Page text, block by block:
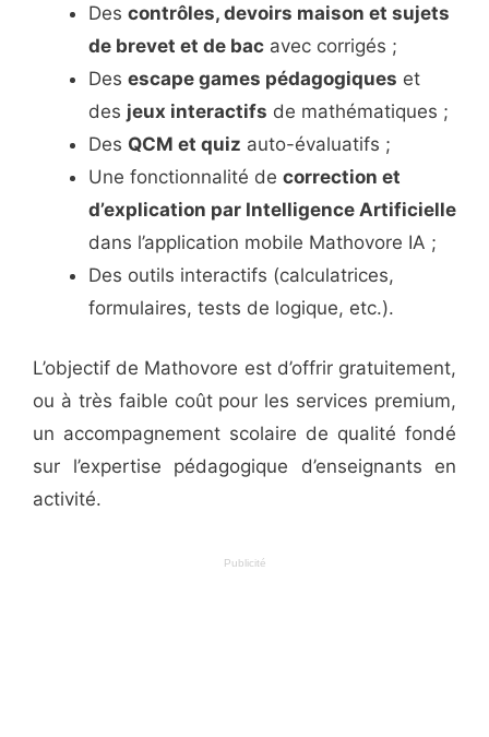
Des contrôles, devoirs maison et sujets
de brevet et de bac avec corrigés ;
Des escape games pédagogiques et
des jeux interactifs de mathématiques ;
Des QCM et quiz auto-évaluatifs ;
Une fonctionnalité de correction et
d’explication par Intelligence Artificielle
dans l’application mobile Mathovore IA ;
Des outils interactifs (calculatrices,
formulaires, tests de logique, etc.).
L’objectif de Mathovore est d’offrir gratuitement,
ou à très faible coût pour les services premium,
un accompagnement scolaire de qualité fondé
sur l’expertise pédagogique d’enseignants en
activité.
Publicité